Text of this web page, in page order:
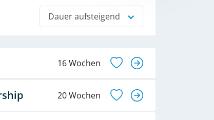
Dauer aufsteigend
16 Wochen
20 Wochen